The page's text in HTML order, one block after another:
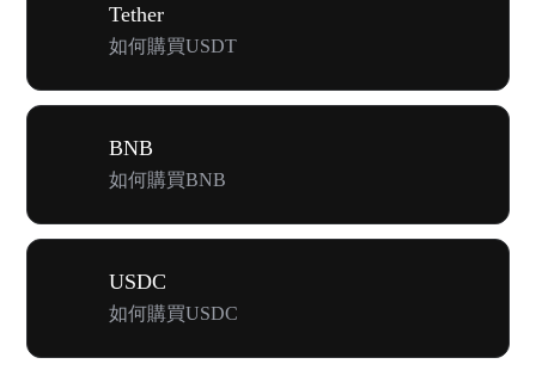
Tether
如何購買USDT
BNB
如何購買BNB
USDC
如何購買USDC